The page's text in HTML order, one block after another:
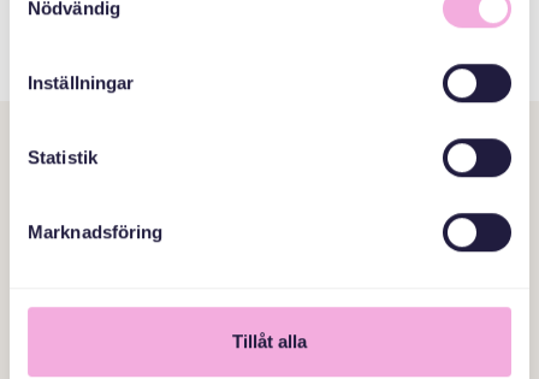
Nödvändig
Inställningar
Statistik
Marknadsföring
Tillåt alla